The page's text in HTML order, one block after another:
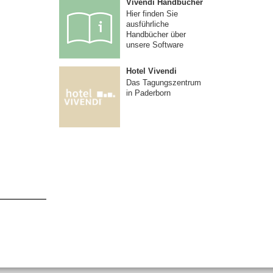
Vivendi Handbücher
Hier finden Sie
ausführliche
Handbücher über
unsere Software
Hotel Vivendi
Das Tagungszentrum
in Paderborn